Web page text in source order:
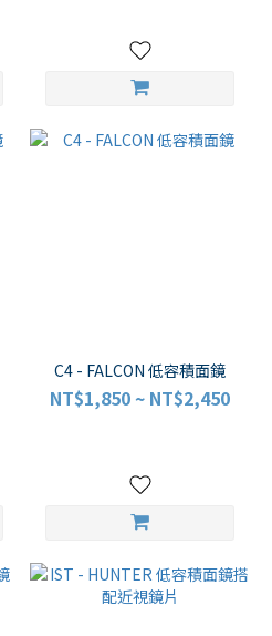
C4 - FALCON 低容積面鏡
NT$1,850 ~ NT$2,450